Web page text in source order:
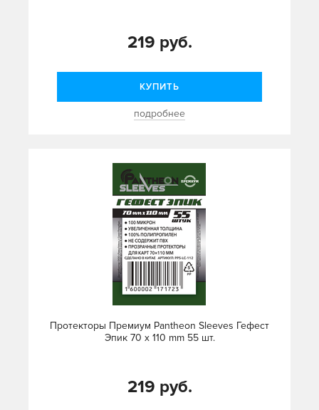
219 руб.
КУПИТЬ
подробнее
Протекторы Премиум Pantheon Sleeves Гефест
Эпик 70 х 110 mm 55 шт.
219 руб.